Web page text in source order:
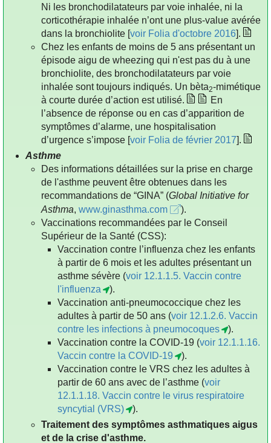
Ni les bronchodilatateurs par voie inhalée, ni la
corticothérapie inhalée n’ont une plus-value avérée
dans la bronchiolite [voir Folia d'octobre 2016].
Chez les enfants de moins de 5 ans présentant un
épisode aigu de wheezing qui n'est pas du à une
bronchiolite, des bronchodilatateurs par voie
inhalée sont toujours indiqués. Un bèta2-mimétique
à courte durée d’action est utilisé.
En
l’absence de réponse ou en cas d’apparition de
symptômes d’alarme, une hospitalisation
d’urgence s’impose [voir Folia de février 2017].
Asthme
Des informations détaillées sur la prise en charge
de l'asthme peuvent être obtenues dans les
recommandations de “GINA” (Global Initiative for
Asthma,www.ginasthma.com
).
Vaccinations recommandées par le Conseil
Supérieur de la Santé (CSS):
Vaccination contre l’influenza chez les enfants
à partir de 6 mois et les adultes présentant un
asthme sévère (voir 12.1.1.5. Vaccin contre
l'influenza
).
Vaccination anti-pneumococcique chez les
adultes à partir de 50 ans (voir 12.1.2.6. Vaccin
contre les infections à pneumocoques
).
Vaccination contre la COVID-19 (voir 12.1.1.16.
Vaccin contre la COVID-19
).
Vaccination contre le VRS chez les adultes à
partir de 60 ans avec de l’asthme (voir
12.1.1.18. Vaccin contre le virus respiratoire
syncytial (VRS)
).
Traitement des symptômes asthmatiques aigus
et de la crise d'asthme.